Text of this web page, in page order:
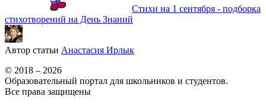
Стихи на 1 сентября - подборка
стихотворений на День Знаний
Автор статьи Анастасия Ирлык
© 2018 – 2026
Образовательный портал для школьников и студентов.
Все права защищены